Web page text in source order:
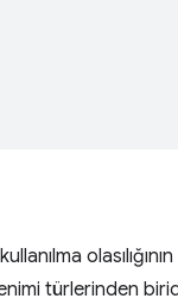
türlerinden